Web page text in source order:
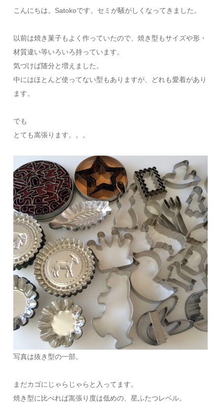
こんにちは。Satokoです。セミが騒がしくなってきました。
以前は焼き菓子もよく作っていたので、焼き型もサイズや形・
材質違い等いろいろ持っています。
気づけば随分と増えました。
中にはほとんど使ってない型もありますが、どれも愛着があり
ます。
でも
とても嵩張ります。。。
写真は抜き型の一部。
まだカゴにじゃらじゃらと入ってます。
焼き型に比べれば嵩張り度は低めの、星ふたつレベル。